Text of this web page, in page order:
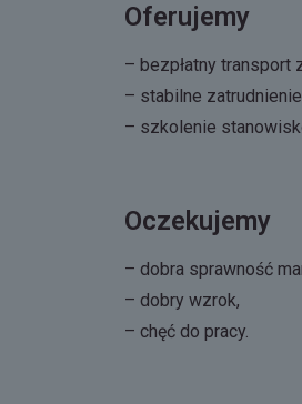
Oferujemy
– bezpłatny transport
– stabilne
– szkolenie
Oczekujemy
– dobra sprawność
– dobry wzrok,
– chęć do pracy.